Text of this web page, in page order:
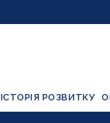
ІСТОРІЯ РОЗВИТКУ